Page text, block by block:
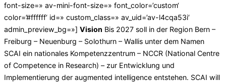
font-size=» av-mini-font-size=» font_color=’custom‘
color=’#ffffff‘ id=» custom_class=» av_uid=’av-l4cqa53i‘
admin_preview_bg=»] Vision Bis 2027 soll in der Region Bern –
Freiburg – Neuenburg – Solothurn – Wallis unter dem Namen
SCAI ein nationales Kompetenzzentrum – NCCR (National Centre
of Competence in Research) – zur Entwicklung und
Implementierung der augmented intelligence entstehen. SCAI will